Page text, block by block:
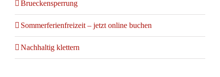
Brueckensperrung
Sommerferienfreizeit – jetzt online buchen
Nachhaltig klettern